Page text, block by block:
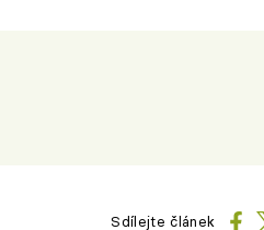
Sdílejte článek